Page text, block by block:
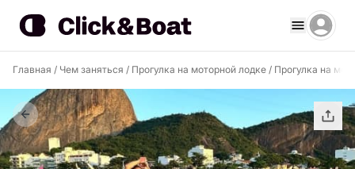
Главная / Чем заняться / Прогулка на моторной лодке / Прогулка на